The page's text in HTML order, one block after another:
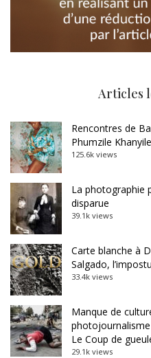
Articles
Rencontres de
Phumzile Khanyile
125.6k views
La photographie
disparue
39.1k views
Carte blanche à
Salgado,
33.4k views
Manque de
photojournalisme
Le Coup de
29.1k views